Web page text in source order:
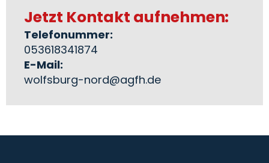
Jetzt Kontakt aufnehmen:
Telefonummer:
053618341874
E-Mail:
wolfsburg-nord@agfh.de